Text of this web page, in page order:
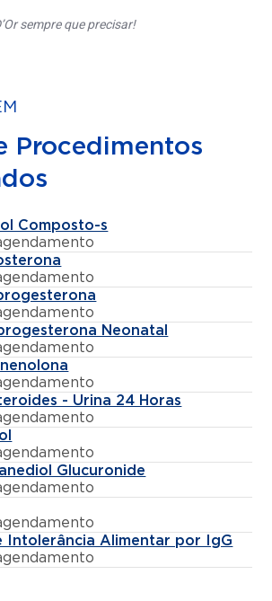
sempre que precisar!
Procedimentos
Composto-s
Neonatal
- Urina 24 Horas
Glucuronide
Intolerância Alimentar por IgG